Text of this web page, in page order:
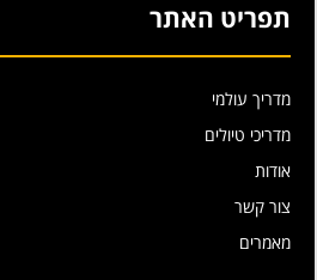
תפריט האתר
מדריך עולמי
מדריכי טיולים
אודות
צור קשר
מאמרים